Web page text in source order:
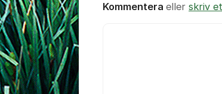
Kommentera eller skriv